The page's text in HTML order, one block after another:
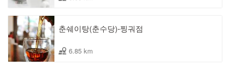
춘쉐이탕(춘수당)-찡궈점
6.85 km